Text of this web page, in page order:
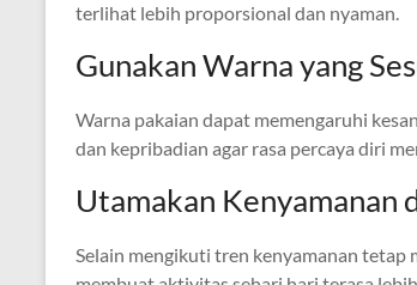
terlihat lebih proporsional dan nyaman.
Gunakan Warna yang
Warna pakaian dapat memengaruhi
dan kepribadian agar rasa percaya diri
Utamakan Kenyamanan
Selain mengikuti tren kenyamanan tetap